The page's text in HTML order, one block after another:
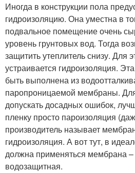
Иногда в конструкции пола
гидроизоляцию. Она уместна в
подвальное помещение очень
уровень грунтовых вод. Тогда
защитить утеплитель снизу. Для
устраивается гидроизоляция.
быть выполнена из
паропроницаемой мембраны.
допускать досадных ошибок,
пленку просто пароизоляция
производитель называет
гидроизоляция. А вот тут, в
должна применяться мембрана
водозащитная.